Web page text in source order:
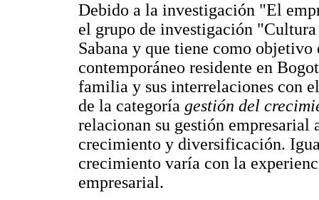
Debido a la investigación "El
el grupo de investigación
Sabana y que tiene como
contemporáneo residente en
familia y sus interrelaciones con
de la categoría gestión del
relacionan su gestión empresarial
crecimiento y diversificación.
crecimiento varía con la
empresarial.